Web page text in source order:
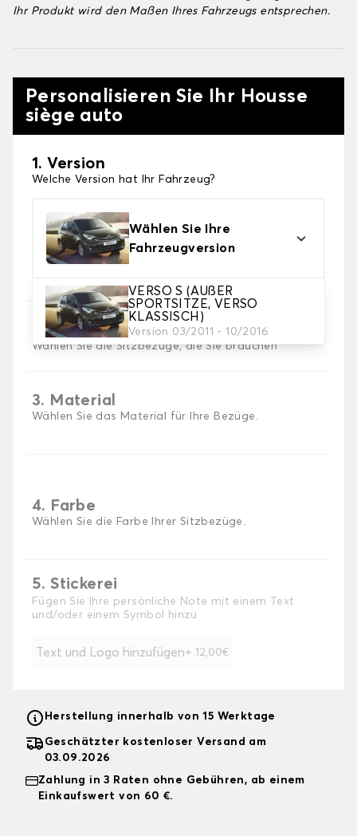
Ihr Produkt wird den Maßen Ihres Fahrzeugs entsprechen.
Personalisieren Sie Ihr Housse
siège auto
1. Version
Welche Version hat Ihr Fahrzeug?
Wählen Sie Ihre
Fahrzeugversion
VERSO S (AUßER
SPORTSITZE, VERSO
KLASSISCH)
Version 03/2011 - 10/2016
2. Satz von Bezügen
Wählen Sie die Sitzbezüge, die Sie brauchen
3. Material
Wählen Sie das Material für Ihre Bezüge.
4. Farbe
Wählen Sie die Farbe Ihrer Sitzbezüge.
5. Stickerei
Fügen Sie Ihre persönliche Note mit einem Text
und/oder einem Symbol hinzu
Text und Logo hinzufügen + 12,00€
Herstellung innerhalb von 15 Werktage
Geschätzter kostenloser Versand am
03.09.2026
Zahlung in 3 Raten ohne Gebühren, ab einem
Einkaufswert von 60 €.